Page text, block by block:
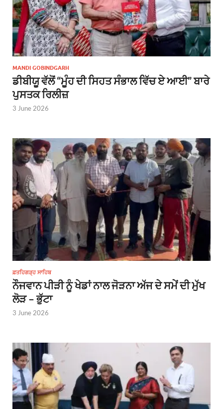
MANDI GOBINDGARH
ਡੀਬੀਯੂ ਵੱਲੋਂ “ਮੂੰਹ ਦੀ ਸਿਹਤ ਸੰਭਾਲ ਵਿੱਚ ਏ ਆਈ” ਬਾਰੇ
ਪੁਸਤਕ ਰਿਲੀਜ਼
3 June 2026
ਫ਼ਤਹਿਗੜ੍ਹ ਸਾਹਿਬ
ਨੌਜਵਾਨ ਪੀੜੀ ਨੂੰ ਖੇਡਾਂ ਨਾਲ ਜੋੜਨਾ ਅੱਜ ਦੇ ਸਮੇਂ ਦੀ ਮੁੱਖ
ਲੋੜ – ਭੁੱਟਾ
3 June 2026